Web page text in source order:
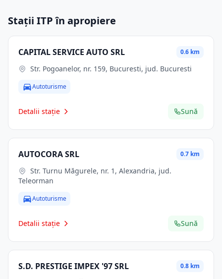
Stații ITP în apropiere
CAPITAL SERVICE AUTO SRL 0.6 km
Str. Pogoanelor, nr. 159, Bucuresti, jud. Bucuresti
Autoturisme
Detalii stație Sună
AUTOCORA SRL 0.7 km
Teleorman
Autoturisme
Detalii stație Sună
S.D. PRESTIGE IMPEX '97 SRL 0.8 km